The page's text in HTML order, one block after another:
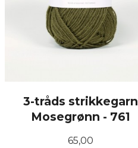
3-tråds strikkegarn
Mosegrønn - 761
Pris
65,00